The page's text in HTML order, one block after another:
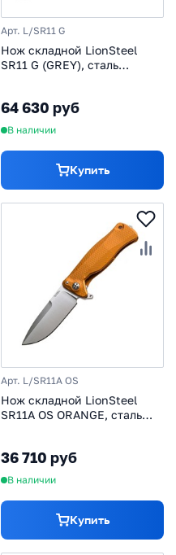
Арт. L/SR11 G
Нож складной LionSteel
SR11 G (GREY), сталь
технологии Solid®, серый
64 630 руб
В наличии
Купить
Арт. L/SR11A OS
Нож складной LionSteel
SR11A OS ORANGE, сталь
(Solid®), оранжевый
36 710 руб
В наличии
Купить